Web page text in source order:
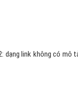
dạng link không có mô